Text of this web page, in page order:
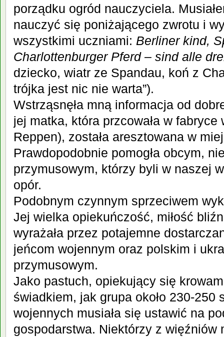
porządku ogród nauczyciela.
nauczyć się poniżającego zwrotu i
wszystkimi uczniami: Berliner kind,
Charlottenburger Pferd – sind alle
dziecko, wiatr ze Spandau, koń z
trójka jest nic nie warta”).
Wstrząsnęła mną informacja od
jej matka, która przcowała w fabryce
Reppen), została aresztowana w
Prawdopodobnie pomogła obcym,
przymusowym, którzy byli w naszej
opór.
Podobnym czynnym sprzeciwem
Jej wielka opiekuńczość, miłość
wyrażała przez potajemne
jeńcom wojennym oraz polskim i
przymusowym.
Jako pastuch, opiekujący się
świadkiem, jak grupa około 230-250
wojennych musiała się ustawić na
gospodarstwa. Niektórzy z więźniów